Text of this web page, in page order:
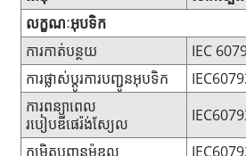
លក្ខណៈអុបទិក
ការកាត់បន្ថយ
IEC
ការផ្លាស់ប្តូរការបញ្ជូនអុបទិក
ការពន្យាពេល
របៀបឌីផេរ៉ង់ស្យែល
កម្រិតបញ្ជូនម៉ូឌុល